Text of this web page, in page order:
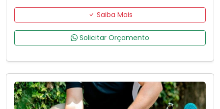
Saiba Mais
Solicitar Orçamento